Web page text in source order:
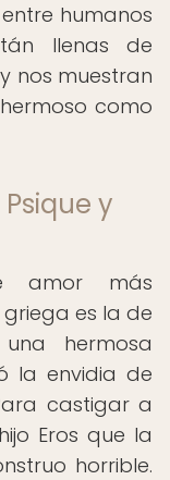
humanos
llenas de
nos muestran
como
y
amor más
es la de
hermosa
la envidia de
castigar a
Eros que la
horrible.